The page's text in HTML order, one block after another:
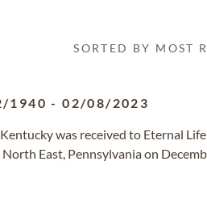
SORTED BY MOST
1940 -02/08/2023
was received to Eternal
East, Pennsylvania on